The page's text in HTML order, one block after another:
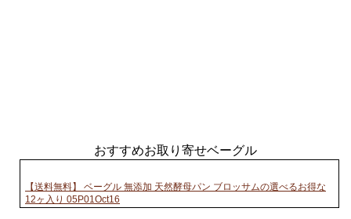
おすすめお取り寄せベーグル
【送料無料】 ベーグル 無添加 天然酵母パン ブロッサムの選べるお得な
12ヶ入り 05P01Oct16